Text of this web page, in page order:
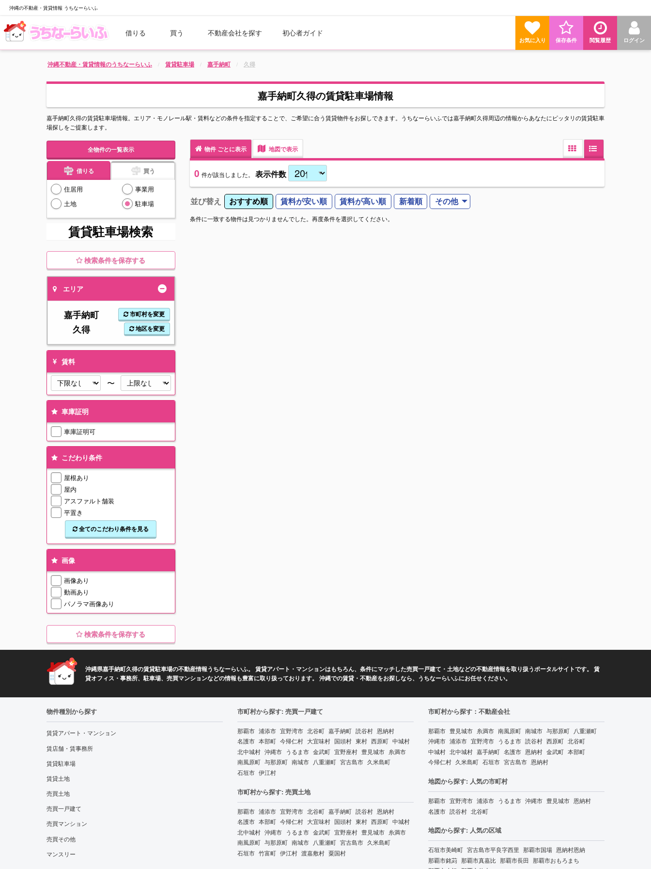
沖縄の不動産・賃貸情報 うちなーらいふ
借りる 買う 不動産会社を探す 初心者ガイド
ログイン
閲覧履歴
保存条件
お気に入り
沖縄不動産・賃貸情報のうちなーらいふ 賃貸駐車場 嘉手納町 久得
嘉手納町久得の賃貸駐車場情報
嘉手納町久得の賃貸駐車場情報。エリア・モノレール駅・賃料などの条件を指定することで、ご希望に合う賃貸物件をお探しできます。うちなーらいふでは嘉手納町久得周辺の情報からあなたにピッタリの賃貸駐車
場探しをご提案します。
全物件の一覧表示
借りる 買う
住居用
事業用
土地
駐車場
賃貸駐車場検索
検索条件を保存する
エリア
嘉手納町 市町村を変更
久得 地区を変更
賃料
〜
車庫証明
車庫証明可
こだわり条件
屋根あり
屋内
アスファルト舗装
平置き
全てのこだわり条件を見る
画像
画像あり
動画あり
パノラマ画像あり
検索条件を保存する
物件ごとに表示 地図で表示
0 件が該当しました。 表示件数
並び替え おすすめ順 賃料が安い順 賃料が高い順 新着順 その他
条件に一致する物件は見つかりませんでした。再度条件を選択してください。
沖縄県嘉手納町久得の賃貸駐車場の不動産情報うちなーらいふ。 賃貸アパート・マンションはもちろん、条件にマッチした売買一戸建て・土地などの不動産情報を取り扱うポータルサイトです。 賃
貸オフィス・事務所、駐車場、売買マンションなどの情報も豊富に取り扱っております。 沖縄での賃貸・不動産をお探しなら、うちなーらいふにお任せください。
物件種別から探す
賃貸アパート・マンション
賃店舗・賃事務所
賃貸駐車場
賃貸土地
売買土地
売買一戸建て
売買マンション
売買その他
マンスリー
市町村から探す: 売買一戸建て
那覇市 浦添市 宜野湾市 北谷町 嘉手納町 読谷村 恩納村
名護市 本部町 今帰仁村 大宜味村 国頭村 東村 西原町 中城村
北中城村 沖縄市 うるま市 金武町 宜野座村 豊見城市 糸満市
南風原町 与那原町 南城市 八重瀬町 宮古島市 久米島町
石垣市 伊江村
市町村から探す: 売買土地
那覇市 浦添市 宜野湾市 北谷町 嘉手納町 読谷村 恩納村
名護市 本部町 今帰仁村 大宜味村 国頭村 東村 西原町 中城村
北中城村 沖縄市 うるま市 金武町 宜野座村 豊見城市 糸満市
南風原町 与那原町 南城市 八重瀬町 宮古島市 久米島町
石垣市 竹富町 伊江村 渡嘉敷村 粟国村
市町村から探す：不動産会社
那覇市 豊見城市 糸満市 南風原町 南城市 与那原町 八重瀬町
沖縄市 浦添市 宜野湾市 うるま市 読谷村 西原町 北谷町
中城村 北中城村 嘉手納町 名護市 恩納村 金武町 本部町
今帰仁村 久米島町 石垣市 宮古島市 恩納村
地図から探す: 人気の市町村
那覇市 宜野湾市 浦添市 うるま市 沖縄市 豊見城市 恩納村
名護市 読谷村 北谷町
地図から探す: 人気の区域
石垣市美崎町 宮古島市平良字西里 那覇市国場 恩納村恩納
那覇市銘苅 那覇市真嘉比 那覇市長田 那覇市おもろまち